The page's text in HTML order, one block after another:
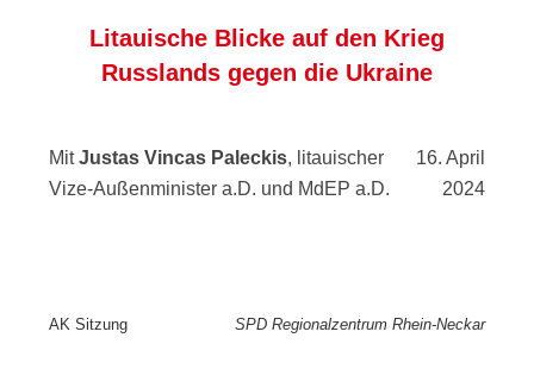
Litauische Blicke auf den Krieg
Russlands gegen die Ukraine
MitJustas Vincas Paleckis, litauischer
Vize-Außenminister a.D. und MdEP a.D.
16. April
2024
AK Sitzung SPD RegionalzentrumRhein-Neckar